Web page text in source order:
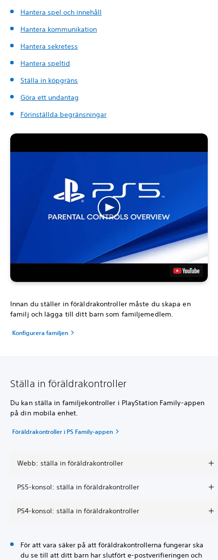
Hantera spel och innehåll
Hantera kommunikation
Hantera sekretess
Hantera speltid
Ställa in köpgräns
Göra ett undantag
Förinställda begränsningar
Innan du ställer in föräldrakontroller måste du skapa en
familj och lägga till ditt barn som familjemedlem.
Konfigurera familjen
Ställa in föräldrakontroller
Du kan ställa in familjekontroller i PlayStation Family-appen
på din mobila enhet.
Föräldrakontroller i PS Family-appen
Webb: ställa in föräldrakontroller
PS5-konsol: ställa in föräldrakontroller
PS4-konsol: ställa in föräldrakontroller
För att vara säker på att föräldrakontrollerna fungerar ska
du se till att ditt barn har slutfört e-postverifieringen och